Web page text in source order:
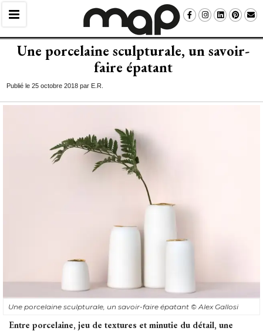
Une porcelaine sculpturale, un savoir-
faire épatant
Publié le 25 octobre 2018 par E.R.
Une porcelaine sculpturale, un savoir-faire épatant © Alex Gallosi
Entre porcelaine, jeu de textures et minutie du détail, une